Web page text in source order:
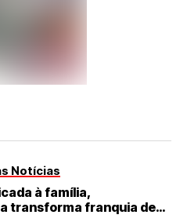
Notícias
à família,
transforma franquia de